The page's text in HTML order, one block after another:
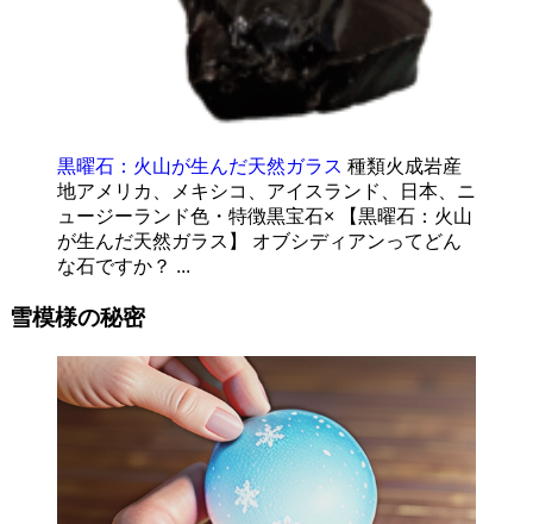
黒曜石：火山が生んだ天然ガラス 種類火成岩産
地アメリカ、メキシコ、アイスランド、日本、ニ
ュージーランド色・特徴黒宝石× 【黒曜石：火山
が生んだ天然ガラス】 オブシディアンってどん
な石ですか？ ...
雪模様の秘密